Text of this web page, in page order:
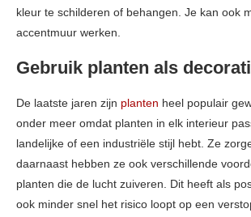
kleur te schilderen of behangen. Je kan ook
accentmuur werken.
Gebruik planten als
De laatste jaren zijn planten heel populair
onder meer omdat planten in elk interieur
landelijke of een industriële stijl hebt. Ze
daarnaast hebben ze ook verschillende
planten die de lucht zuiveren. Dit heeft als
ook minder snel het risico loopt op een